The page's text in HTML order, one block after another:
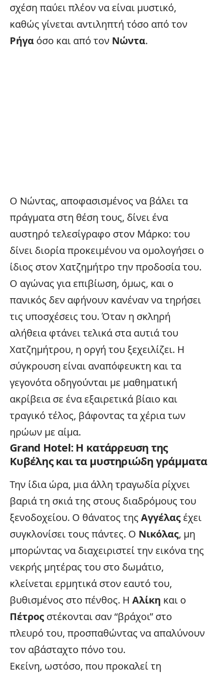
σχέση παύει πλέον να είναι μυστικό,
καθώς γίνεται αντιληπτή τόσο από τον
Ρήγα όσο και από τον Νώντα.
Ο Νώντας, αποφασισμένος να βάλει τα
πράγματα στη θέση τους, δίνει ένα
αυστηρό τελεσίγραφο στον Μάρκο: του
δίνει διορία προκειμένου να ομολογήσει ο
ίδιος στον Χατζημήτρο την προδοσία του.
Ο αγώνας για επιβίωση, όμως, και ο
πανικός δεν αφήνουν κανέναν να τηρήσει
τις υποσχέσεις του. Όταν η σκληρή
αλήθεια φτάνει τελικά στα αυτιά του
Χατζημήτρου, η οργή του ξεχειλίζει. Η
σύγκρουση είναι αναπόφευκτη και τα
γεγονότα οδηγούνται με μαθηματική
ακρίβεια σε ένα εξαιρετικά βίαιο και
τραγικό τέλος, βάφοντας τα χέρια των
ηρώων με αίμα.
Grand Hotel: Η κατάρρευση της
Κυβέλης και τα μυστηριώδη γράμματα
Την ίδια ώρα, μια άλλη τραγωδία ρίχνει
βαριά τη σκιά της στους διαδρόμους του
ξενοδοχείου. Ο θάνατος της Αγγέλας έχει
συγκλονίσει τους πάντες. Ο Νικόλας, μη
μπορώντας να διαχειριστεί την εικόνα της
νεκρής μητέρας του στο δωμάτιο,
κλείνεται ερμητικά στον εαυτό του,
βυθισμένος στο πένθος. Η Αλίκη και ο
Πέτρος στέκονται σαν “βράχοι” στο
πλευρό του, προσπαθώντας να απαλύνουν
τον αβάσταχτο πόνο του.
Εκείνη, ωστόσο, που προκαλεί τη